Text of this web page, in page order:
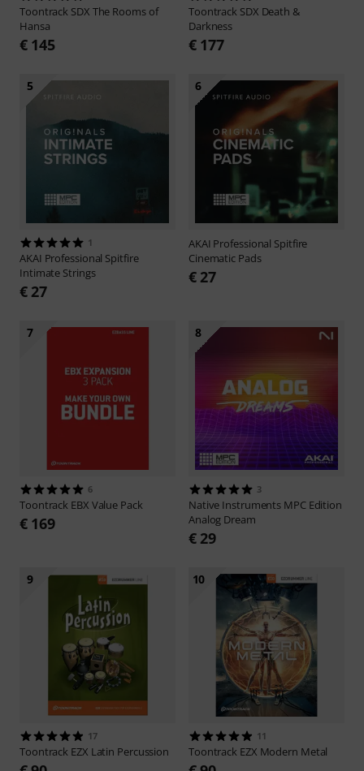
Toontrack SDX The Rooms of
Hansa
€ 145
Toontrack SDX Death &
Darkness
€ 177
5
1
AKAI Professional Spitfire
Intimate Strings
€ 27
6
AKAI Professional Spitfire
Cinematic Pads
€ 27
7
6
Toontrack EBX Value Pack
€ 169
8
3
Native Instruments MPC Edition
Analog Dream
€ 29
9
17
Toontrack EZX Latin Percussion
10
11
Toontrack EZX Modern Metal